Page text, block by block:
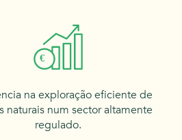
€
na exploração eficiente de
naturais num sector altamente
regulado.